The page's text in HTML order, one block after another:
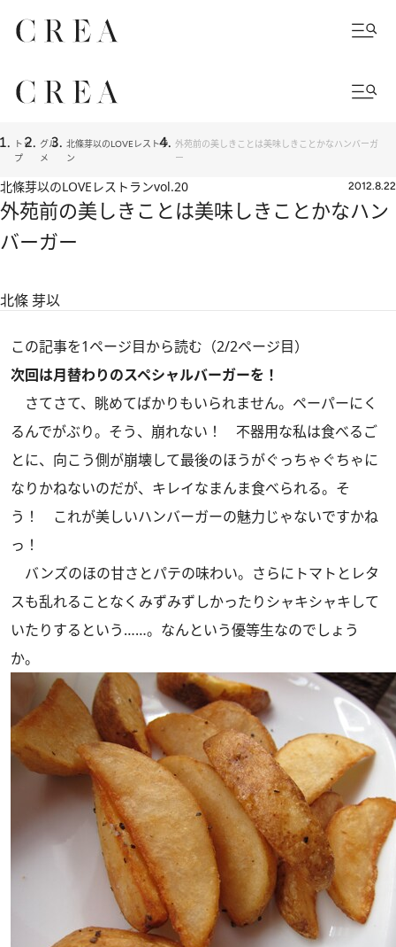
トッ
プ
グル
メ
北條芽以のLOVEレストラ
ン
外苑前の美しきことは美味しきことかなハンバーガ
ー
北條芽以のLOVEレストランvol.20 2012.8.22
外苑前の美しきことは美味しきことかなハン
バーガー
北條 芽以
この記事を1ページ目から読む（2/2ページ目）
次回は月替わりのスペシャルバーガーを！
さてさて、眺めてばかりもいられません。ペーパーにく
るんでがぶり。そう、崩れない！ 不器用な私は食べるご
とに、向こう側が崩壊して最後のほうがぐっちゃぐちゃに
なりかねないのだが、キレイなまんま食べられる。そ
う！ これが美しいハンバーガーの魅力じゃないですかね
っ！
バンズのほの甘さとパテの味わい。さらにトマトとレタ
スも乱れることなくみずみずしかったりシャキシャキして
いたりするという……。なんという優等生なのでしょう
か。